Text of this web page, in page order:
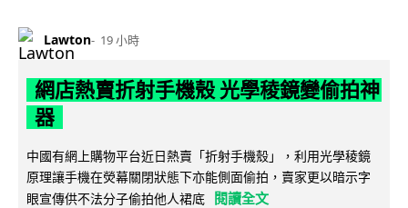
Lawton 19 小時
網店熱賣折射手機殼 光學稜鏡變偷拍神
器
中國有網上購物平台近日熱賣「折射手機殼」，利用光學稜鏡
原理讓手機在熒幕關閉狀態下亦能側面偷拍，賣家更以暗示字
眼宣傳供不法分子偷拍他人裙底 閱讀全文